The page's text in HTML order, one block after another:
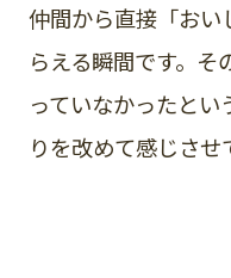
仲間から直接「おい
らえる瞬間です。
っていなかったと
りを改めて感じさせ